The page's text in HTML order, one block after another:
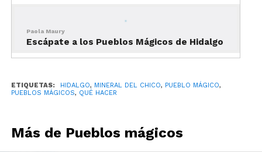
Paola Maury
Escápate a los Pueblos Mágicos de Hidalgo
ETIQUETAS: HIDALGO, MINERAL DEL CHICO, PUEBLO MÁGICO,
PUEBLOS MÁGICOS, QUÉ HACER
Más de Pueblos mágicos